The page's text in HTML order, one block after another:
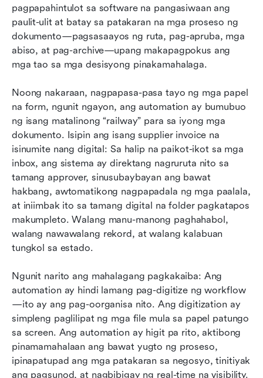
pagpapahintulot sa software na pangasiwaan ang
paulit-ulit at batay sa patakaran na mga proseso ng
dokumento—pagsasaayos ng ruta, pag-apruba, mga
abiso, at pag-archive—upang makapagpokus ang
mga tao sa mga desisyong pinakamahalaga.
Noong nakaraan, nagpapasa-pasa tayo ng mga papel
na form, ngunit ngayon, ang automation ay bumubuo
ng isang matalinong “railway” para sa iyong mga
dokumento. Isipin ang isang supplier invoice na
isinumite nang digital: Sa halip na paikot-ikot sa mga
inbox, ang sistema ay direktang nagruruta nito sa
tamang approver, sinusubaybayan ang bawat
hakbang, awtomatikong nagpapadala ng mga paalala,
at iniimbak ito sa tamang digital na folder pagkatapos
makumpleto. Walang manu-manong paghahabol,
walang nawawalang rekord, at walang kalabuan
tungkol sa estado.
Ngunit narito ang mahalagang pagkakaiba: Ang
automation ay hindi lamang pag-digitize ng workflow
—ito ay ang pag-oorganisa nito. Ang digitization ay
simpleng paglilipat ng mga file mula sa papel patungo
sa screen. Ang automation ay higit pa rito, aktibong
pinamamahalaan ang bawat yugto ng proseso,
ipinapatupad ang mga patakaran sa negosyo, tinitiyak
ang pagsunod, at nagbibigay ng real-time na visibility.